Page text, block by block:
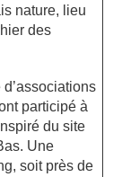
nature, lieu
des
participé à
du site
Une
soit près de